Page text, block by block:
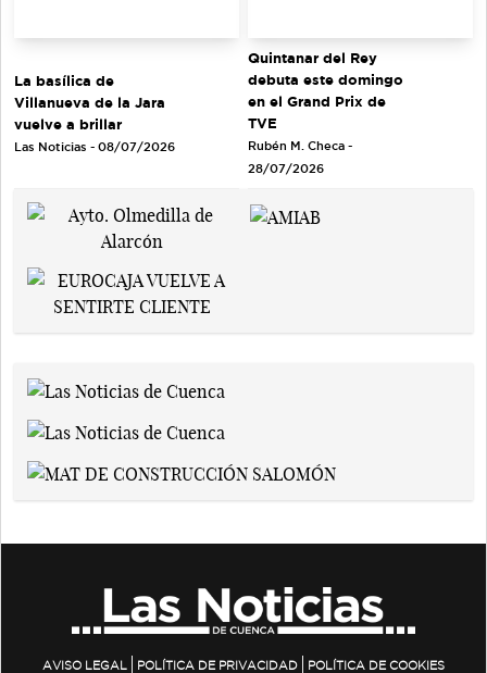
La basílica de
Villanueva de la Jara
vuelve a brillar
Las Noticias - 08/07/2026
Quintanar del Rey
debuta este domingo
en el Grand Prix de
TVE
Rubén M. Checa -
28/07/2026
AVISO LEGAL POLÍTICA DE PRIVACIDAD POLÍTICA DE COOKIES